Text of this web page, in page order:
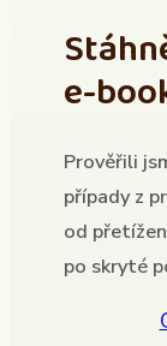
e-
Prověřili
případy z
od
po skryté